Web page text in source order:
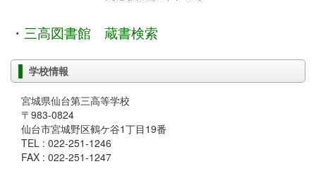
・ 三高図書館 蔵書検索
学校情報
宮城県仙台第三高等学校
〒983-0824
仙台市宮城野区鶴ケ谷1丁目19番
TEL : 022-251-1246
FAX : 022-251-1247